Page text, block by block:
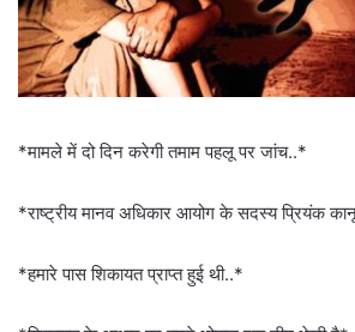
*मामले में दो दिन करेगी तमाम पहलू पर जांच..*
*राष्ट्रीय मानव अधिकार आयोग के सदस्य प्रियंक
*हमारे पास शिकायत प्राप्त हुई थी..*